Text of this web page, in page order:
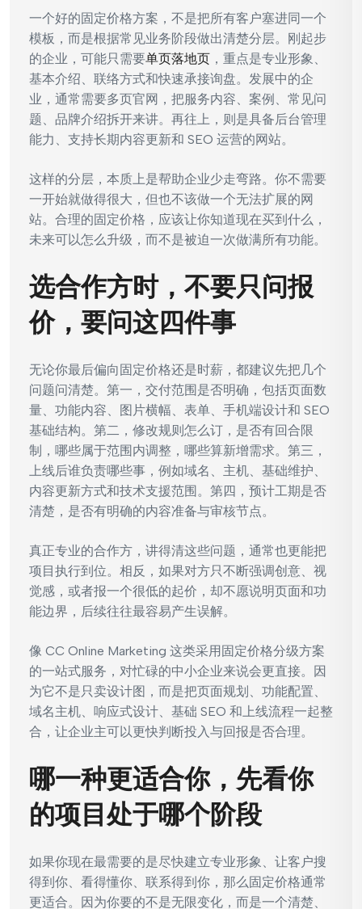
一个好的固定价格方案，不是把所有客户塞进同一个
模板，而是根据常见业务阶段做出清楚分层。刚起步
的企业，可能只需要单页落地页 ，重点是专业形象、
基本介绍、联络方式和快速承接询盘。发展中的企
业，通常需要多页官网，把服务内容、案例、常见问
题、品牌介绍拆开来讲。再往上，则是具备后台管理
能力、支持长期内容更新和 SEO 运营的网站。
这样的分层，本质上是帮助企业少走弯路。你不需要
一开始就做得很大，但也不该做一个无法扩展的网
站。合理的固定价格，应该让你知道现在买到什么，
未来可以怎么升级，而不是被迫一次做满所有功能。
选合作方时，不要只问报
价，要问这四件事
无论你最后偏向固定价格还是时薪，都建议先把几个
问题问清楚。第一，交付范围是否明确，包括页面数
量、功能内容、图片横幅、表单、手机端设计和 SEO
基础结构。第二，修改规则怎么订，是否有回合限
制，哪些属于范围内调整，哪些算新增需求。第三，
上线后谁负责哪些事，例如域名、主机、基础维护、
内容更新方式和技术支援范围。第四，预计工期是否
清楚，是否有明确的内容准备与审核节点。
真正专业的合作方，讲得清这些问题，通常也更能把
项目执行到位。相反，如果对方只不断强调创意、视
觉感，或者报一个很低的起价，却不愿说明页面和功
能边界，后续往往最容易产生误解。
像 CC Online Marketing 这类采用固定价格分级方案
的一站式服务，对忙碌的中小企业来说会更直接。因
为它不是只卖设计图，而是把页面规划、功能配置、
域名主机、响应式设计、基础 SEO 和上线流程一起整
合，让企业主可以更快判断投入与回报是否合理。
哪一种更适合你，先看你
的项目处于哪个阶段
如果你现在最需要的是尽快建立专业形象、让客户搜
得到你、看得懂你、联系得到你，那么固定价格通常
更适合。因为你要的不是无限变化，而是一个清楚、